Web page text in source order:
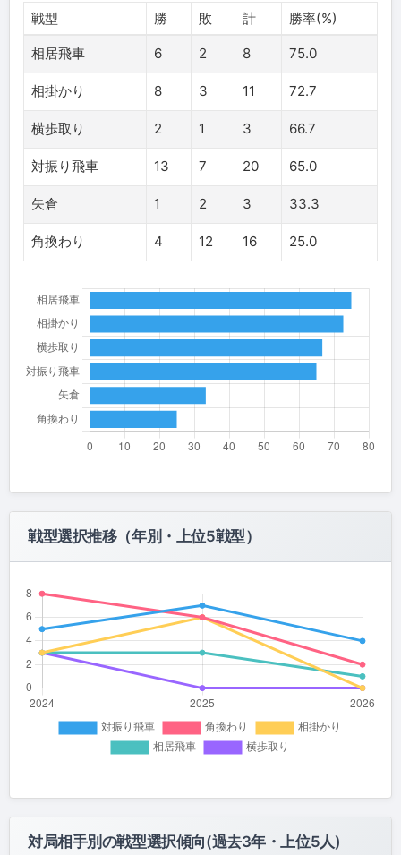
戦型 勝 敗 計 勝率(%)
相居飛車 6 2 8 75.0
相掛かり 8 3 11 72.7
横歩取り 2 1 3 66.7
対振り飛車 13 7 20 65.0
矢倉 1 2 3 33.3
角換わり 4 12 16 25.0
戦型選択推移（年別・上位5戦型）
対局相手別の戦型選択傾向(過去3年・上位5人)